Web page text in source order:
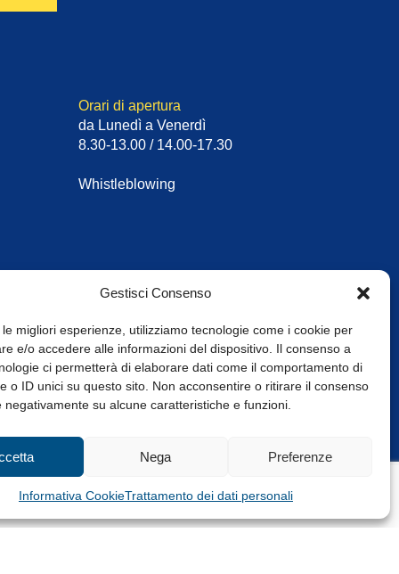
Gestisci Consenso
migliori esperienze, utilizziamo tecnologie come i cookie per
e/o accedere alle informazioni del dispositivo. Il consenso a
ci permetterà di elaborare dati come il comportamento di
o ID unici su questo sito. Non acconsentire o ritirare il consenso
negativamente su alcune caratteristiche e funzioni.
Nega Preferenze
Informativa CookieTrattamento dei dati personali
Orari di apertura
da Lunedì a Venerdì
8.30-13.00 / 14.00-17.30
Whistleblowing